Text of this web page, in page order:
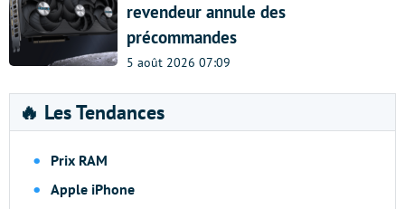
revendeur annule des
précommandes
5 août 2026 07:09
🔥 Les Tendances
Prix RAM
Apple iPhone